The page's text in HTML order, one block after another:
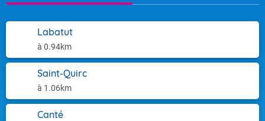
Labatut
à 0.94km
Saint-Quirc
à 1.06km
Canté